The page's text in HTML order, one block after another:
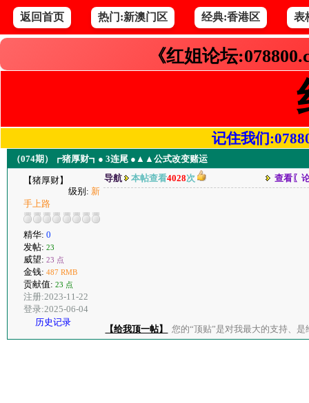
返回首页 热门:新澳门区 经典:香港区 表
《红姐论坛
记住我们
（074期）┏猪厚财┓● 3连尾 ●▲▲公式改变赌运
【猪厚财】
级别: 新
手上路
精华: 0
发帖: 23
威望: 23 点
金钱: 487 RMB
贡献值: 23 点
注册:2023-11-22
登录:2025-06-04
历史记录
导航 本帖查看4028次 查看〖
【给我顶一帖】 您的“顶贴”是对我最大的支持、